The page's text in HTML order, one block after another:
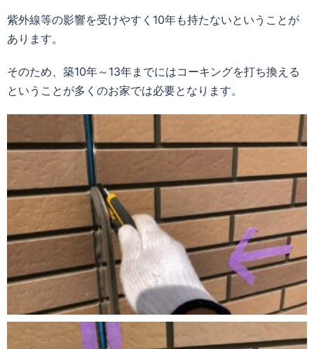
紫外線等の影響を受けやすく 10年も持たないということが
あります。
そのため、築10年～ 13年までにはコーキングを打ち換える
ということが多くのお家では必要となります。